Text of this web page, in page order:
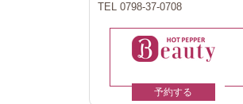
TEL 0798-37-0708
予約する